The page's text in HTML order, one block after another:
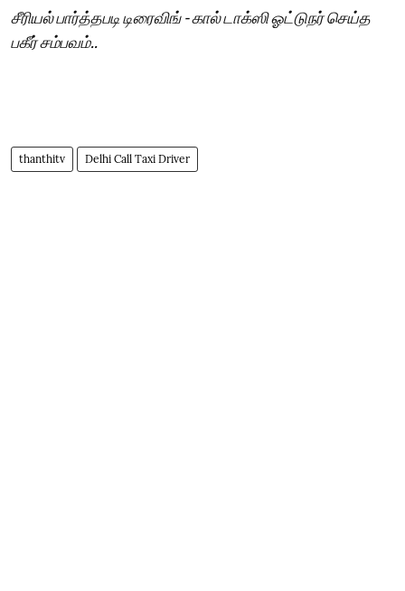
சீரியல் பார்த்தபடி டிரைவிங் - கால் டாக்ஸி ஓட்டுநர் செய்த
பகீர் சம்பவம்..
thanthitv Delhi Call Taxi Driver